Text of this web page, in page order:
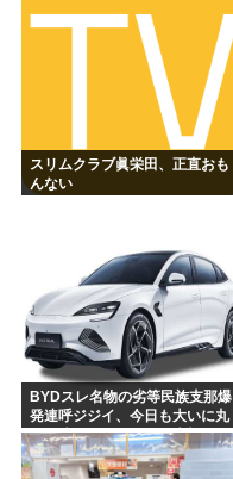
スリムクラブ眞栄田、正直おも
んない
BYDスレ名物の劣等民族支那爆
発連呼ジジイ、今日も大いに丸
一日吠える！160レス以上